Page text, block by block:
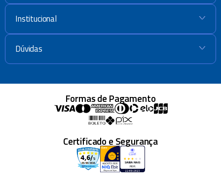
Institucional +
Dúvidas +
Formas de Pagamento
Certificado e Segurança